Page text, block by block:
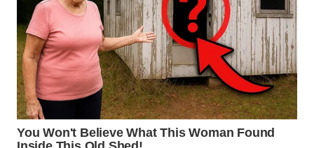
SERDANG
WN
TEBING
TINGGI
WN
PAKPAK